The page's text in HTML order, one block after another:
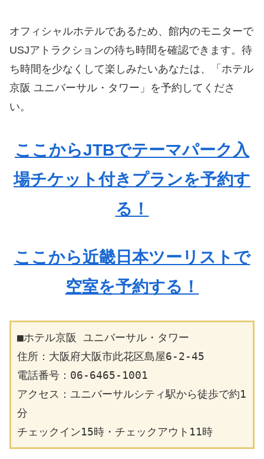
オフィシャルホテルであるため、館内のモニターで
USJアトラクションの待ち時間を確認できます。待
ち時間を少なくして楽しみたいあなたは、「ホテル
京阪 ユニバーサル・タワー」を予約してくださ
い。
ここからJTBでテーマパーク入
場チケット付きプランを予約す
る！
ここから近畿日本ツーリストで
空室を予約する！
■ホテル京阪 ユニバーサル・タワー
住所：大阪府大阪市此花区島屋6-2-45
電話番号：06-6465-1001
アクセス：ユニバーサルシティ駅から徒歩で約1
分
チェックイン15時・チェックアウト11時